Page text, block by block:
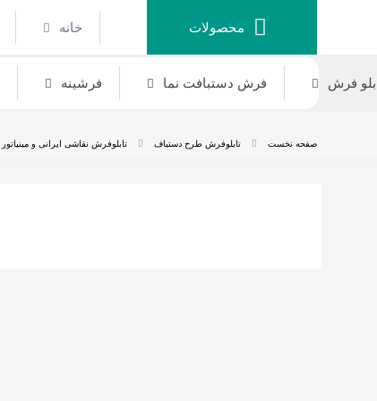
محصولات خانه
فرش فرش دستبافت نما فرشینه
صفحه نخست تابلوفرش طرح دستباف تابلوفرش نقاشی ایرانی و مینیاتور